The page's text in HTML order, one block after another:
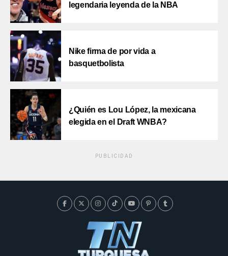
legendaria leyenda de la NBA
Nike firma de por vida a
basquetbolista
¿Quién es Lou López, la mexicana
elegida en el Draft WNBA?
PUBLICIDAD